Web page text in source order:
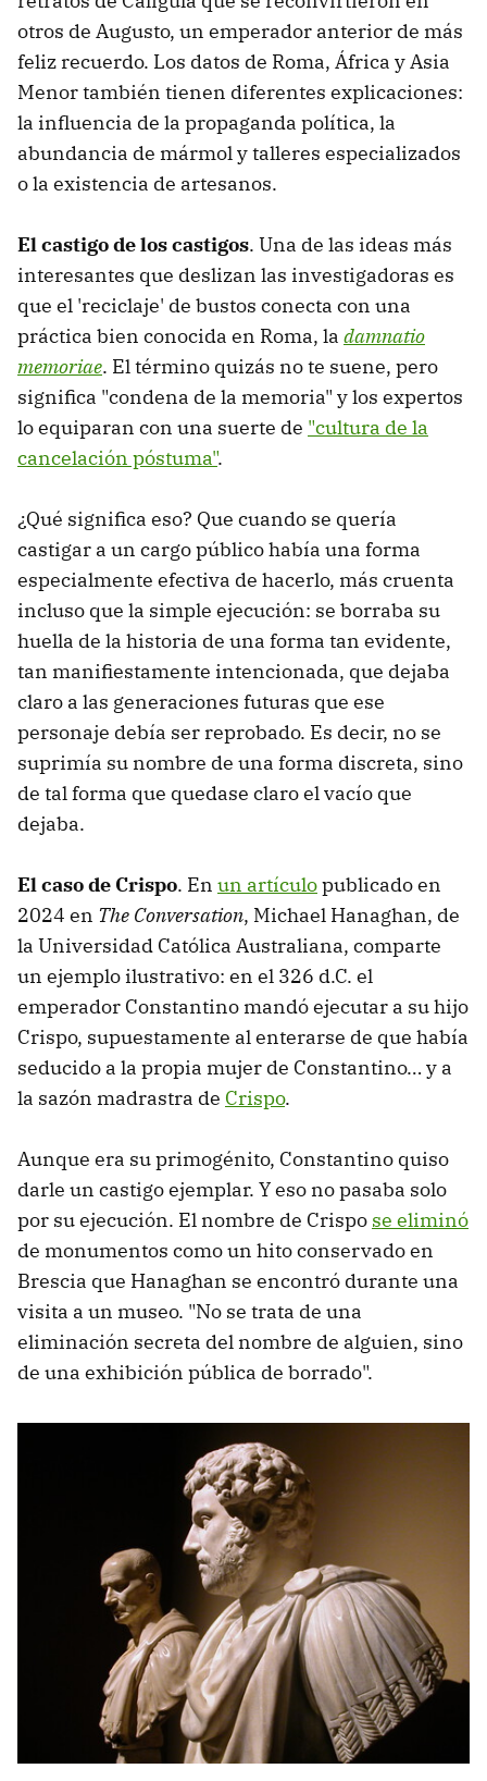
otros de Augusto, un emperador anterior de más
feliz recuerdo. Los datos de Roma, África y Asia
Menor también tienen diferentes explicaciones:
la influencia de la propaganda política, la
abundancia de mármol y talleres especializados
o la existencia de artesanos.
El castigo de los castigos. Una de las ideas más
interesantes que deslizan las investigadoras es
que el 'reciclaje' de bustos conecta con una
práctica bien conocida en Roma, la damnatio
memoriae. El término quizás no te suene, pero
significa "condena de la memoria" y los expertos
lo equiparan con una suerte de "cultura de la
cancelación póstuma".
¿Qué significa eso? Que cuando se quería
castigar a un cargo público había una forma
especialmente efectiva de hacerlo, más cruenta
incluso que la simple ejecución: se borraba su
huella de la historia de una forma tan evidente,
tan manifiestamente intencionada, que dejaba
claro a las generaciones futuras que ese
personaje debía ser reprobado. Es decir, no se
suprimía su nombre de una forma discreta, sino
de tal forma que quedase claro el vacío que
dejaba.
El caso de Crispo. En un artículopublicado en
2024 en The Conversation, Michael Hanaghan, de
la Universidad Católica Australiana, comparte
un ejemplo ilustrativo: en el 326 d.C. el
emperador Constantino mandó ejecutar a su hijo
Crispo, supuestamente al enterarse de que había
seducido a la propia mujer de Constantino… y a
la sazón madrastra de Crispo.
Aunque era su primogénito, Constantino quiso
darle un castigo ejemplar. Y eso no pasaba solo
por su ejecución. El nombre de Crispo se eliminó
de monumentos como un hito conservado en
Brescia que Hanaghan se encontró durante una
visita a un museo. "No se trata de una
eliminación secreta del nombre de alguien, sino
de una exhibición pública de borrado".